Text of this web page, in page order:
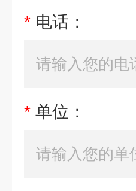
* 电话：
* 单位：